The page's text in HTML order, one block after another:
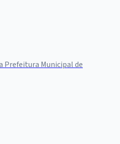
Prefeitura Municipal de